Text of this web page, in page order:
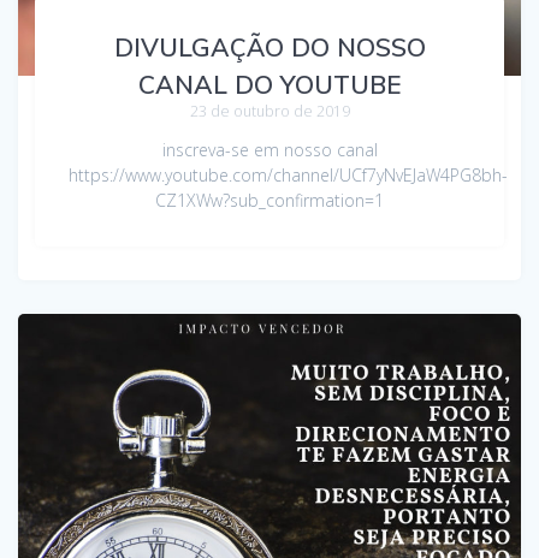
DIVULGAÇÃO DO NOSSO
CANAL DO YOUTUBE
23 de outubro de 2019
inscreva-se em nosso canal
https://www.youtube.com/channel/UCf7yNvEJaW4PG8bh-
CZ1XWw?sub_confirmation=1